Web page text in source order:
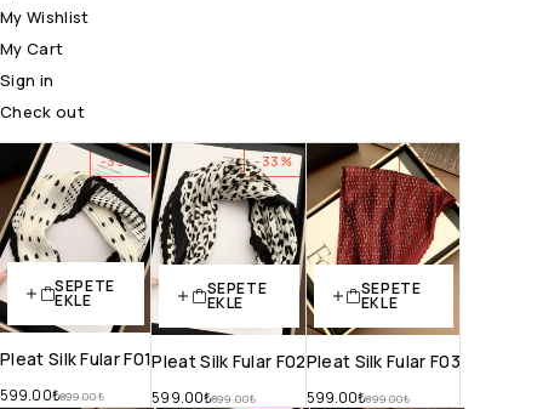
My Wishlist
My Cart
Sign in
Check out
-33%
SEPETE
EKLE
Pleat Silk Fular F01
899.00₺
599.00₺
-33%
SEPETE
EKLE
Pleat Silk Fular F02
899.00₺
599.00₺
-33%
SEPETE
EKLE
Pleat Silk Fular F03
899.00₺
599.00₺